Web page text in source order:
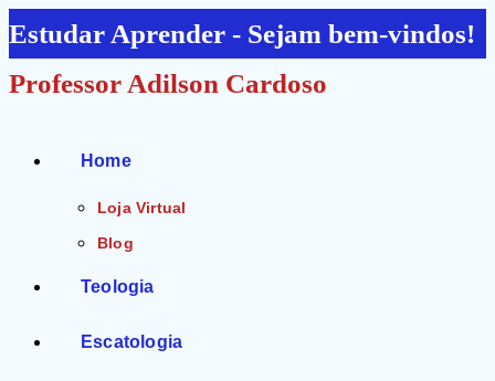
Ir
para
o
Estudar Aprender - Sejam bem-vindos!
Professor Adilson Cardoso
Home
Loja Virtual
Blog
Teologia
Escatologia